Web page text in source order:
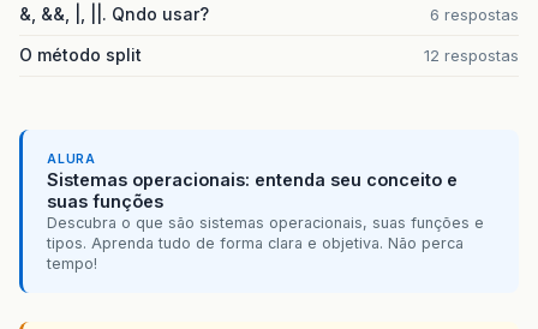
&, &&, |, ||. Qndo usar? 6 respostas
O método split 12 respostas
ALURA
Sistemas operacionais: entenda seu conceito e
suas funções
Descubra o que são sistemas operacionais, suas funções e
tipos. Aprenda tudo de forma clara e objetiva. Não perca
tempo!